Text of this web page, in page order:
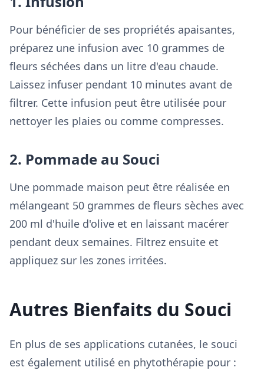
Pour bénéficier de ses propriétés apaisantes,
préparez une infusion avec 10 grammes de
fleurs séchées dans un litre d'eau chaude.
Laissez infuser pendant 10 minutes avant de
filtrer. Cette infusion peut être utilisée pour
nettoyer les plaies ou comme compresses.
2. Pommade au Souci
Une pommade maison peut être réalisée en
mélangeant 50 grammes de fleurs sèches avec
200 ml d'huile d'olive et en laissant macérer
pendant deux semaines. Filtrez ensuite et
appliquez sur les zones irritées.
Autres Bienfaits du Souci
En plus de ses applications cutanées, le souci
est également utilisé en phytothérapie pour :